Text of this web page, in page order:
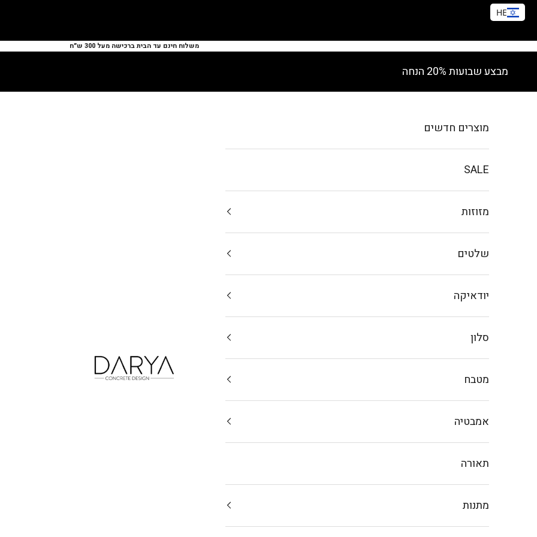
דילוג לתוכן משלוח חינם עד הבית ברכישה מעל 300 ש״ח
מבצע שבועות 20% הנחה
DARYA
מוצרים חדשים
SALE
מזוזות
שלטים
יודאיקה
סלון
מטבח
אמבטיה
תאורה
מתנות
HE